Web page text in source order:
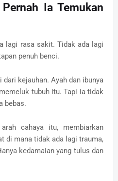
Ia Temukan
lagi rasa sakit. Tidak ada lagi
penuh benci.
kejauhan. Ayah dan ibunya
tubuh itu. Tapi ia tidak
bebas.
cahaya itu, membiarkan
di mana tidak ada lagi trauma,
kedamaian yang tulus dan